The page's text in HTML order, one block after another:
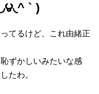
` )
てるけど、これ由緒正
ずかしいみたいな感
たわ。